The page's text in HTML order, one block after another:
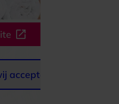
accepteren